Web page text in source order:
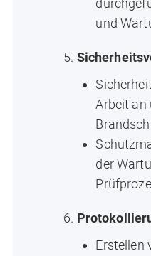
und
Arbeit an
der
Erstellen